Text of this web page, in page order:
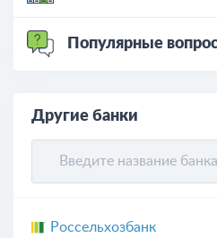
Популярные
Другие банки
Россельхозбанк